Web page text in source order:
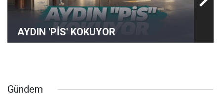
AYDIN 'PİS' KOKUYOR
Gündem